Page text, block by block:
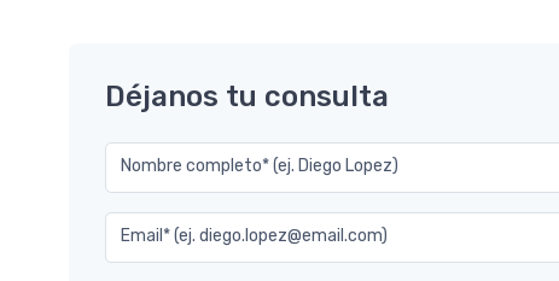
Déjanos tu consulta
Nombre completo* (ej. Diego Lopez)
Email* (ej. diego.lopez@email.com)